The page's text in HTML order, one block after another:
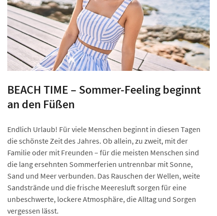
BEACH TIME – Sommer-Feeling beginnt
an den Füßen
Endlich Urlaub! Für viele Menschen beginnt in diesen Tagen
die schönste Zeit des Jahres. Ob allein, zu zweit, mit der
Familie oder mit Freunden – für die meisten Menschen sind
die lang ersehnten Sommerferien untrennbar mit Sonne,
Sand und Meer verbunden. Das Rauschen der Wellen, weite
Sandstrände und die frische Meeresluft sorgen für eine
unbeschwerte, lockere Atmosphäre, die Alltag und Sorgen
vergessen lässt.